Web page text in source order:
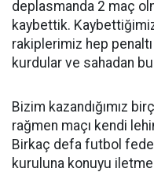
deplasmanda 2 maç
kaybettik.
rakiplerimiz hep
kurdular ve sahadan
Bizim kazandığımız
rağmen maçı kendi
Birkaç defa futbol
kuruluna konuyu